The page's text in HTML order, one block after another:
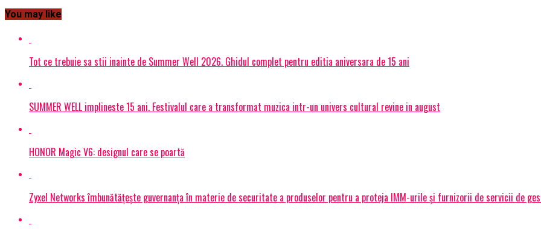
You may like
Tot ce trebuie sa stii inainte de Summer Well 2026. Ghidul complet pentru editia aniversara de 15 ani
SUMMER WELL implineste 15 ani. Festivalul care a transformat muzica intr-un univers cultural revine in august
HONOR Magic V6: designul care se poartă
Zyxel Networks îmbunătățește guvernanța în materie de securitate a produselor pentru a proteja IMM-urile și furnizorii de servicii de